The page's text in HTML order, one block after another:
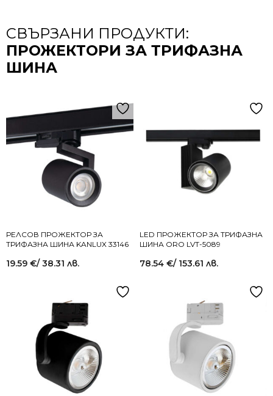
СВЪРЗАНИ ПРОДУКТИ:
ПРОЖЕКТОРИ ЗА ТРИФАЗНА
ШИНА
РЕЛСОВ ПРОЖЕКТОР ЗА
ТРИФАЗНА ШИНА KANLUX 33146
19.59 €/ 38.31 лв.
LED ПРОЖЕКТОР ЗА ТРИФАЗНА
ШИНА ORO LVT-5089
78.54 €/ 153.61 лв.